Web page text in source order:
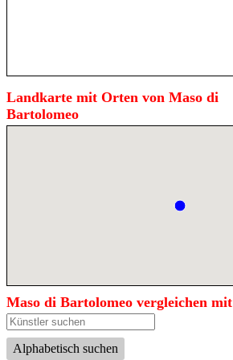
Landkarte mit Orten von Maso di
Bartolomeo
Maso di Bartolomeo vergleichen mit
Alphabetisch suchen